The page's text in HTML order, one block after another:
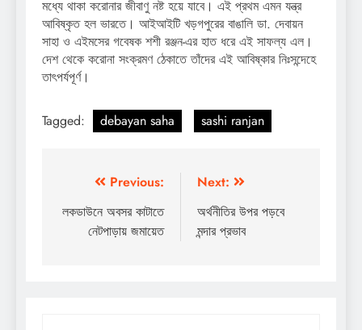
মধ্যে থাকা করোনার জীবাণু নষ্ট হয়ে যাবে। এই প্রথম এমন যন্ত্র
আবিষ্কৃত হল ভারতে। আইআইটি খড়গপুরের বাঙালি ডা. দেবায়ন
সাহা ও এইমসের গবেষক শশী রঞ্জন-এর হাত ধরে এই সাফল্য এল।
দেশ থেকে করোনা সংক্রমণ ঠেকাতে তাঁদের এই আবিষ্কার নিঃসন্দেহে
তাৎপর্যপূর্ণ।
Tagged: debayan saha sashi ranjan
navigation
Previous:
লকডাউনে অবসর কাটাতে
নেটপাড়ায় জমায়েত
Next:
অর্থনীতির উপর পড়বে
মন্দার প্রভাব